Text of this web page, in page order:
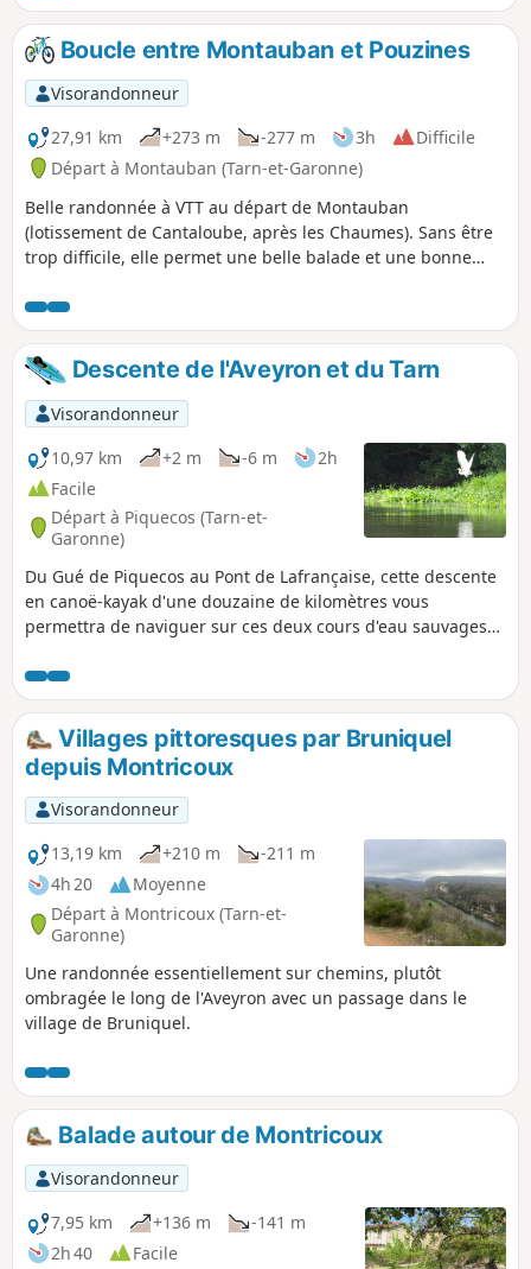
Boucle entre Montauban et Pouzines
Visorandonneur
27,91 km
+273 m -277 m 3h
Difficile
Départ à Montauban (Tarn-et-Garonne)
Belle randonnée à VTT au départ de Montauban
(lotissement de Cantaloube, après les Chaumes). Sans être
trop difficile, elle permet une belle balade et une bonne
Descente de l'Aveyron et du Tarn
Visorandonneur
10,97 km
+2 m -6 m
2h
Facile
Départ à Piquecos (Tarn-et-
Garonne)
Du Gué de Piquecos au Pont de Lafrançaise, cette descente
en canoë-kayak d'une douzaine de kilomètres vous
permettra de naviguer sur ces deux cours d'eau sauvages
champs.
Villages pittoresques par Bruniquel
depuis Montricoux
Visorandonneur
13,19 km
+210 m
-211 m
4h 20
Moyenne
Départ à Montricoux (Tarn-et-
Garonne)
Une randonnée essentiellement sur chemins, plutôt
ombragée le long de l'Aveyron avec un passage dans le
village de Bruniquel.
Balade autour de Montricoux
Visorandonneur
7,95 km
+136 m
-141 m
2h 40
Facile